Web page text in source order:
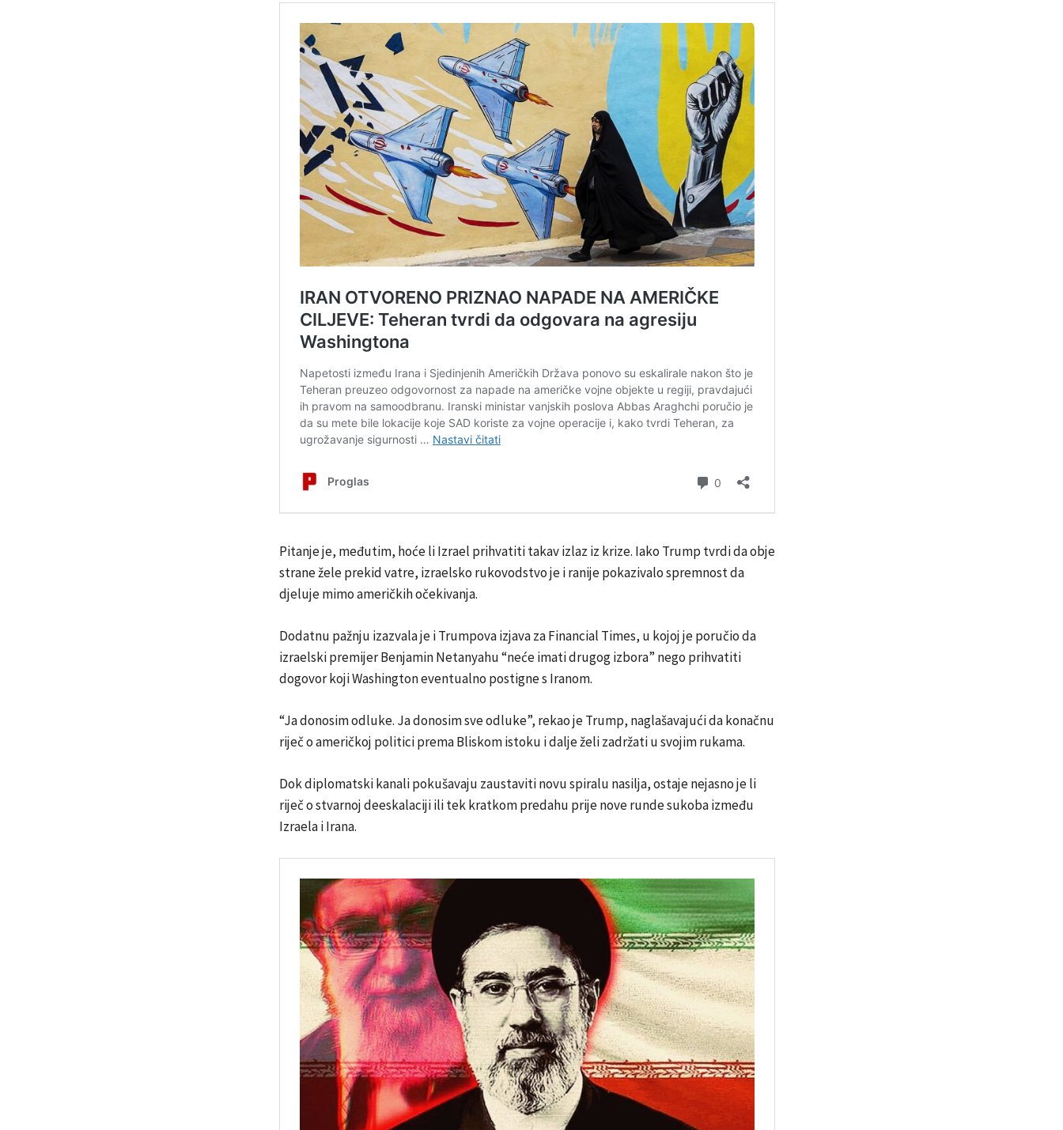
Pitanje je, međutim, hoće li Izrael prihvatiti takav izlaz iz krize. Iako Trump tvrdi da obje
strane žele prekid vatre, izraelsko rukovodstvo je i ranije pokazivalo spremnost da
djeluje mimo američkih očekivanja.
Dodatnu pažnju izazvala je i Trumpova izjava za Financial Times, u kojoj je poručio da
izraelski premijerBenjamin Netanyahu“neće imati drugog izbora” nego prihvatiti
dogovor koji Washington eventualno postigne s Iranom.
“Ja donosim odluke. Ja donosim sve odluke”, rekao je Trump, naglašavajući da konačnu
riječ o američkoj politici prema Bliskom istoku i dalje želi zadržati u svojim rukama.
Dok diplomatski kanali pokušavaju zaustaviti novu spiralu nasilja, ostaje nejasno je li
riječ o stvarnoj deeskalaciji ili tek kratkom predahu prije nove runde sukoba između
Izraela i Irana.